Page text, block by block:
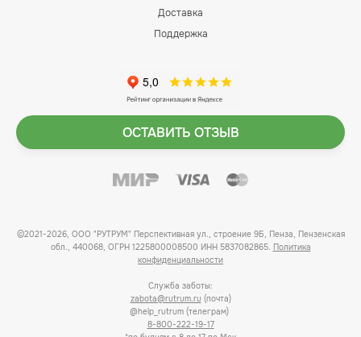
Доставка
Поддержка
ОСТАВИТЬ ОТЗЫВ
©2021-2026, ООО "РУТРУМ" Перспективная ул., строение 9Б, Пенза, Пензенская
обл., 440068, ОГРН 1225800008500 ИНН 5837082865. Политика
конфиденциальности
Служба заботы:
zabota@rutrum.ru (почта)
@help_rutrum (телеграм)
8-800-222-19-17